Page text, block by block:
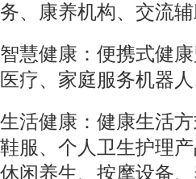
务、康养机构、交流
智慧健康：便携式健
医疗、家庭服务机器
生活健康：健康生活
鞋服、个人卫生护理
休闲养生、按摩设备